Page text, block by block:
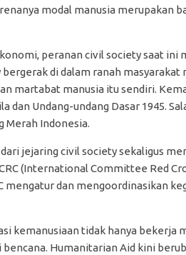
modal manusia merupakan
peranan civil society saat ini
bergerak di dalam ranah
martabat manusia itu sendiri.
dan Undang-undang Dasar 1945.
Merah Indonesia.
jejaring civil society sekaligus
(International Committee Red
mengatur dan mengoordinasikan
kemanusiaan tidak hanya
Humanitarian Aid kini